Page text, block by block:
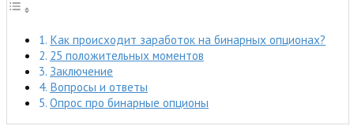
Как происходит заработок на бинарных опционах?
25 положительных моментов
Заключение
Вопросы и ответы
Опрос про бинарные опционы